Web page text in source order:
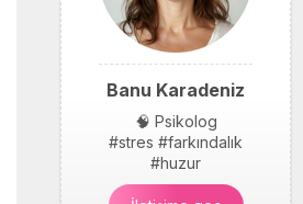
Banu Karadeniz
🧠 Psikolog
#stres #farkındalık
#huzur